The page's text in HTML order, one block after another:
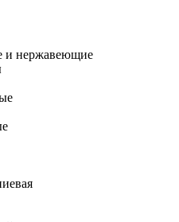
и нержавеющие